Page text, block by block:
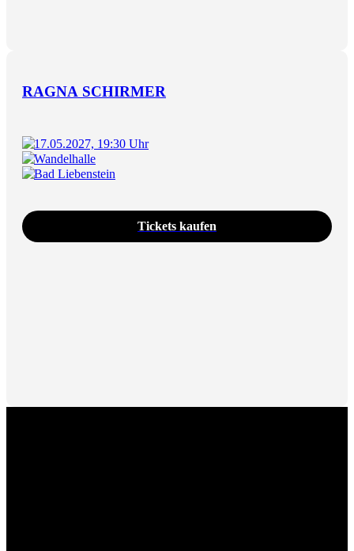
RAGNA SCHIRMER
17.05.2027, 19:30 Uhr
Wandelhalle
Bad Liebenstein
Tickets kaufen